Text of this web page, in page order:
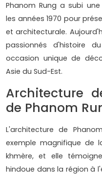
Phanom Rung a subi
les années 1970 pour
et architecturale.
passionnés d'histoire
occasion unique de
Asie du Sud-Est.
Architecture
de Phanom
L'architecture de
exemple magnifique de
khmère, et elle
hindoue dans la région à